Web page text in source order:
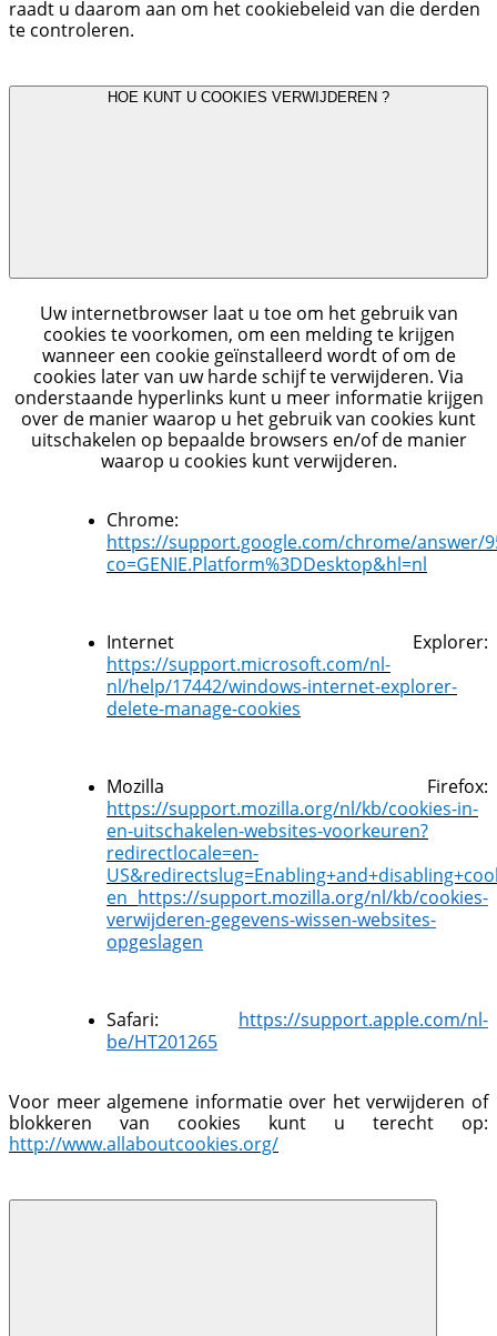
raadt u daarom aan om het cookiebeleid van die derden
te controleren.
HOE KUNT U COOKIES VERWIJDEREN ?
Uw internetbrowser laat u toe om het gebruik van
cookies te voorkomen, om een melding te krijgen
wanneer een cookie geïnstalleerd wordt of om de
cookies later van uw harde schijf te verwijderen. Via
onderstaande hyperlinks kunt u meer informatie krijgen
over de manier waarop u het gebruik van cookies kunt
uitschakelen op bepaalde browsers en/of de manier
waarop u cookies kunt verwijderen.
Chrome:
https://support.google.com/chrome/answer/
co=GENIE.Platform%3DDesktop&hl=nl
Internet Explorer:
https://support.microsoft.com/nl-
nl/help/17442/windows-internet-explorer-
delete-manage-cookies
Mozilla Firefox:
https://support.mozilla.org/nl/kb/cookies-in-
en-uitschakelen-websites-voorkeuren?
redirectlocale=en-
en https://support.mozilla.org/nl/kb/cookies-
verwijderen-gegevens-wissen-websites-
opgeslagen
Safari: https://support.apple.com/nl-
be/HT201265
Voor meer algemene informatie over het verwijderen of
blokkeren van cookies kunt u terecht op:
http://www.allaboutcookies.org/